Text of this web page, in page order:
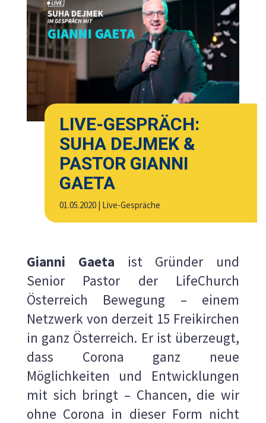
LIVE-GESPRÄCH:
SUHA DEJMEK &
PASTOR GIANNI
GAETA
01.05.2020| Live-Gespräche
Gianni Gaeta ist Gründer und
Senior Pastor der LifeChurch
Österreich Bewegung – einem
Netzwerk von derzeit 15 Freikirchen
in ganz Österreich. Er ist überzeugt,
dass Corona ganz neue
Möglichkeiten und Entwicklungen
mit sich bringt – Chancen, die wir
ohne Corona in dieser Form nicht